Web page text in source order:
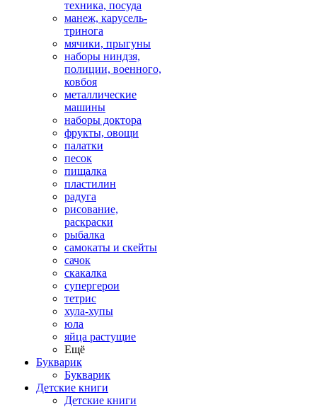
техника, посуда
манеж, карусель-
тринога
мячики, прыгуны
наборы ниндзя,
полиции, военного,
ковбоя
металлические
машины
наборы доктора
фрукты, овощи
палатки
песок
пищалка
пластилин
радуга
рисование,
раскраски
рыбалка
самокаты и скейты
сачок
скакалка
супергерои
тетрис
хула-хупы
юла
яйца растущие
Ещё
Букварик
Букварик
Детские книги
Детские книги